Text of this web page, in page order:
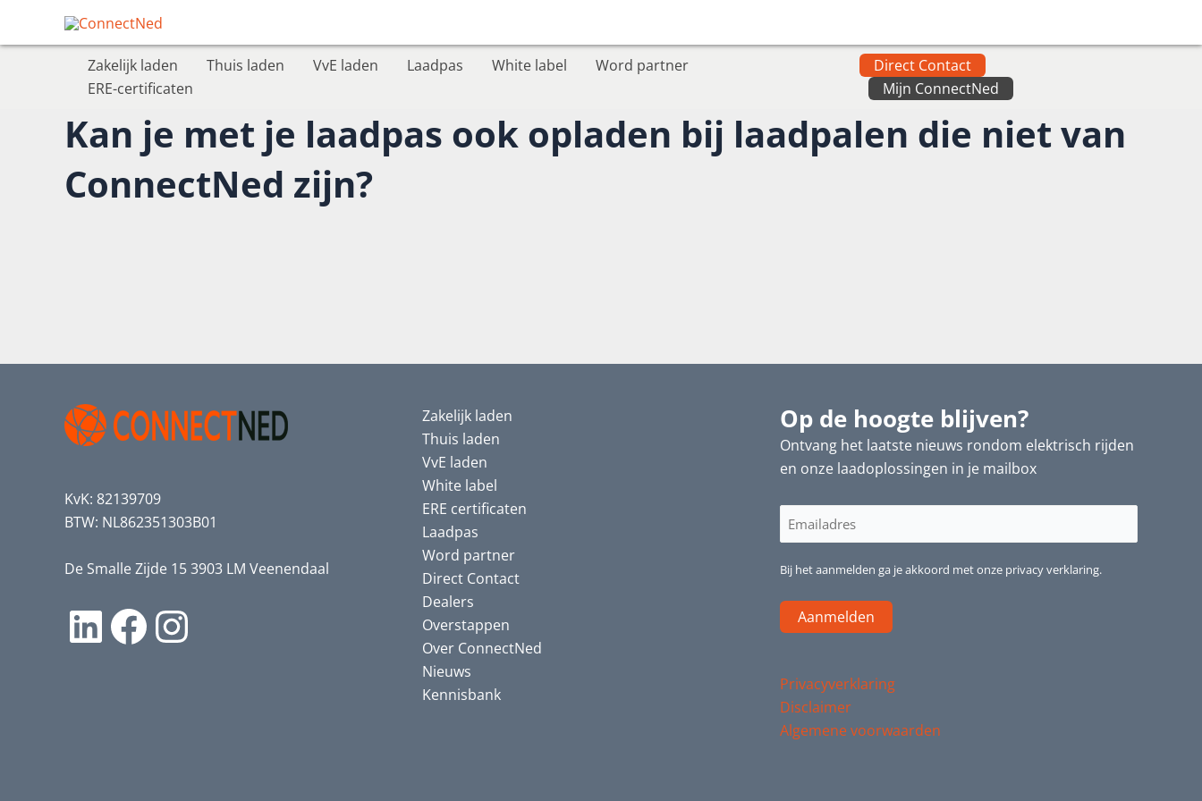
Zakelijk laden Thuis laden VvE laden Laadpas White label
Word partner
ERE-certificaten
Direct Contact
Mijn ConnectNed
Kan je met je laadpas ook opladen bij laadpalen die niet van
ConnectNed zijn?
KvK: 82139709
BTW: NL862351303B01
De Smalle Zijde 15 3903 LM Veenendaal
LinkedIn
Facebook
Instagram
Zakelijk laden
Thuis laden
VvE laden
White label
ERE certificaten
Laadpas
Word partner
Direct Contact
Dealers
Overstappen
Over ConnectNed
Nieuws
Kennisbank
Op de hoogte blijven?
Ontvang het laatste nieuws rondom elektrisch rijden
en onze laadoplossingen in je mailbox
E-
mailadres
(Vereist)
Bij het aanmelden ga je akkoord met onze privacy verklaring.
Privacyverklaring
Disclaimer
Algemene voorwaarden